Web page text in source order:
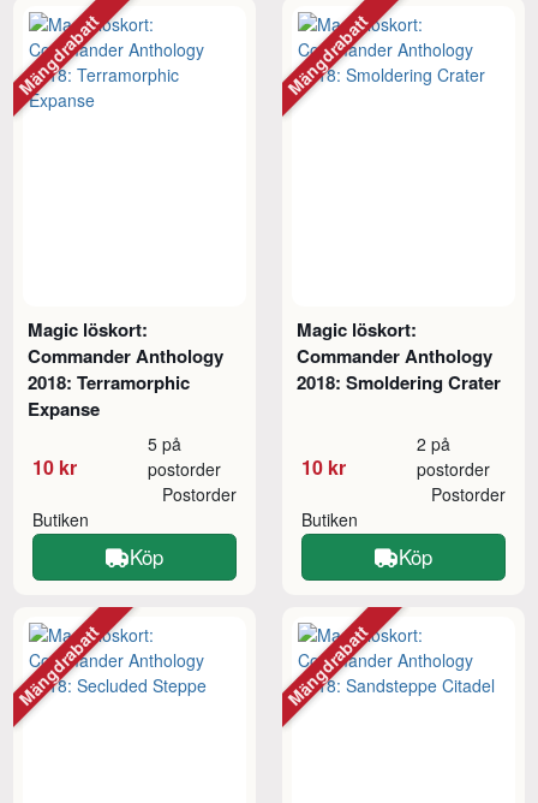
Magic löskort:
Commander Anthology
2018: Terramorphic
Expanse
10 kr
5 på
postorder
Butiken
Postorder
Köp
Mängdrabatt
Magic löskort:
Commander Anthology
2018: Smoldering Crater
10 kr
2 på
postorder
Butiken
Postorder
Köp
Mängdrabatt
Mängdrabatt Mängdrabatt